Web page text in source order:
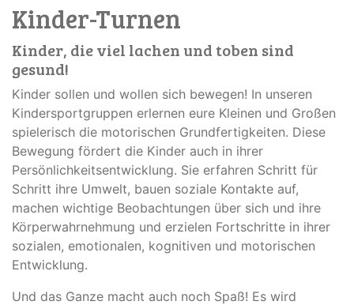
Kinder-Turnen
Kinder, die viel lachen und toben sind
gesund!
Kinder sollen und wollen sich bewegen! In unseren
Kindersportgruppen erlernen eure Kleinen und Großen
spielerisch die motorischen Grundfertigkeiten. Diese
Bewegung fördert die Kinder auch in ihrer
Persönlichkeitsentwicklung. Sie erfahren Schritt für
Schritt ihre Umwelt, bauen soziale Kontakte auf,
machen wichtige Beobachtungen über sich und ihre
Körperwahrnehmung und erzielen Fortschritte in ihrer
sozialen, emotionalen, kognitiven und motorischen
Entwicklung.
Und das Ganze macht auch noch Spaß! Es wird